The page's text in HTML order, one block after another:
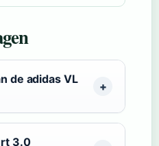
de adidas VL
3.0